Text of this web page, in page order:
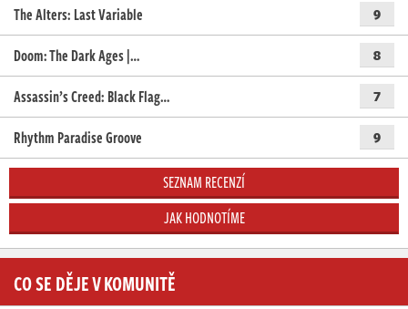
The Alters: Last Variable 9
Doom: The Dark Ages |… 8
Assassin’s Creed: Black Flag… 7
Rhythm Paradise Groove 9
SEZNAM RECENZÍ
JAK HODNOTÍME
CO SE DĚJE V KOMUNITĚ